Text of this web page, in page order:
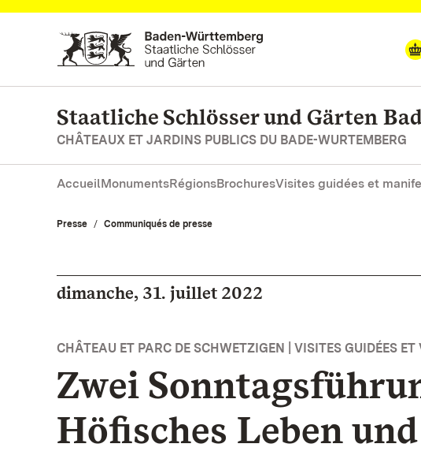
Vers la page d’accueil
Staatliche Schlösser und Gärten
CHÂTEAUX ET JARDINS PUBLICS DU BADE-WURTEMBERG
AccueilMonumentsRégionsBrochuresVisites guidées et
Presse Communiqués de presse
dimanche, 31. juillet 2022
CHÂTEAU ET PARC DE SCHWETZIGEN | VISITES GUIDÉES ET
Zwei
Höfisches Leben